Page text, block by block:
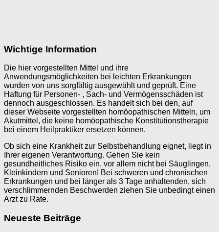
Wichtige Information
Die hier vorgestellten Mittel und ihre
Anwendungsmöglichkeiten bei leichten Erkrankungen
wurden von uns sorgfältig ausgewählt und geprüft. Eine
Haftung für Personen- , Sach- und Vermögensschäden ist
dennoch ausgeschlossen. Es handelt sich bei den, auf
dieser Webseite vorgestellten homöopathischen Mitteln, um
Akutmittel, die keine homöopathische Konstitutionstherapie
bei einem Heilpraktiker ersetzen können.
Ob sich eine Krankheit zur Selbstbehandlung eignet, liegt in
Ihrer eigenen Verantwortung. Gehen Sie kein
gesundheitliches Risiko ein, vor allem nicht bei Säuglingen,
Kleinkindern und Senioren! Bei schweren und chronischen
Erkrankungen und bei länger als 3 Tage anhaltenden, sich
verschlimmernden Beschwerden ziehen Sie unbedingt einen
Arzt zu Rate.
Neueste Beiträge